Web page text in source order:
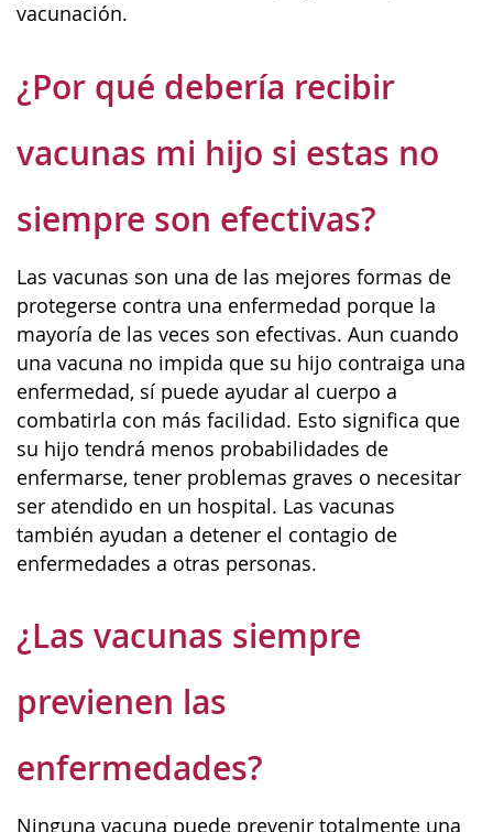
vacunación.
¿Por qué debería recibir
vacunas mi hijo si estas no
siempre son efectivas?
Las vacunas son una de las mejores formas de
protegerse contra una enfermedad porque la
mayoría de las veces son efectivas. Aun cuando
una vacuna no impida que su hijo contraiga una
enfermedad, sí puede ayudar al cuerpo a
combatirla con más facilidad. Esto significa que
su hijo tendrá menos probabilidades de
enfermarse, tener problemas graves o necesitar
ser atendido en un hospital. Las vacunas
también ayudan a detener el contagio de
enfermedades a otras personas.
¿Las vacunas siempre
previenen las
enfermedades?
Ninguna vacuna puede prevenir totalmente una